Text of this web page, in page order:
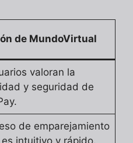
de MundoVirtual
valoran la
y seguridad de
de emparejamiento
intuitivo y rápido.